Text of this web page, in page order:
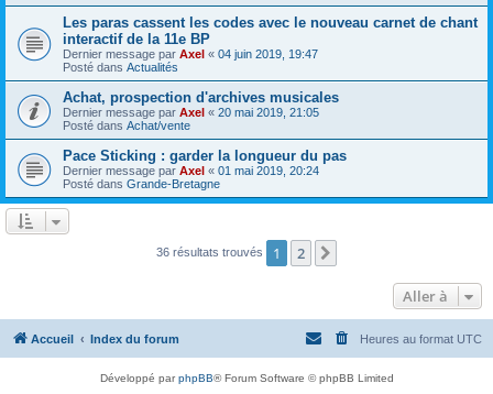
Les paras cassent les codes avec le nouveau carnet de chant
interactif de la 11e BP
Dernier message par Axel « 04 juin 2019, 19:47
Posté dans Actualités
Achat, prospection d'archives musicales
Dernier message par Axel « 20 mai 2019, 21:05
Posté dans Achat/vente
Pace Sticking : garder la longueur du pas
Dernier message par Axel « 01 mai 2019, 20:24
Posté dans Grande-Bretagne
36 résultats trouvés 1 2
Aller à
Accueil Index du forum Heures au format UTC
Développé parphpBB® Forum Software © phpBB Limited